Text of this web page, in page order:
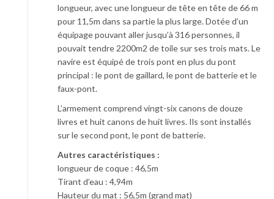
longueur, avec une longueur de tête en tête de 66 m
pour 11,5m dans sa partie la plus large. Dotée d’un
équipage pouvant aller jusqu’à 316 personnes, il
pouvait tendre 2200m2 de toile sur ses trois mats. Le
navire est équipé de trois pont en plus du pont
principal : le pont de gaillard, le pont de batterie et le
faux-pont.
L’armement comprend vingt-six canons de douze
livres et huit canons de huit livres. Ils sont installés
sur le second pont, le pont de batterie.
Autres caractéristiques :
longueur de coque : 46,5m
Tirant d’eau : 4,94m
Hauteur du mat : 56,5m (grand mat)